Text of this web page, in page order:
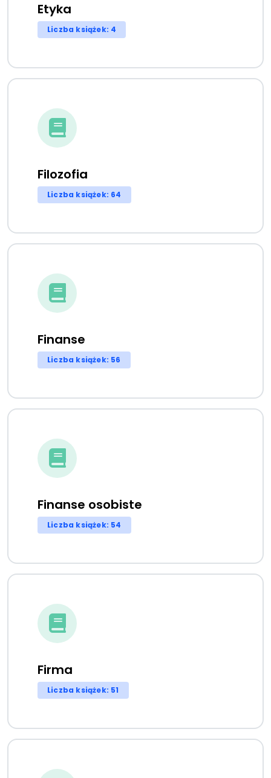
Etyka
Liczba książek: 4
Filozofia
Liczba książek: 64
Finanse
Liczba książek: 56
Finanse osobiste
Liczba książek: 54
Firma
Liczba książek: 51